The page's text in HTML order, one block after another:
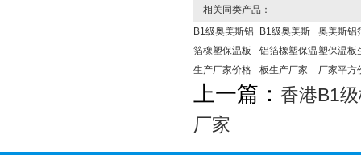
相关同类产品：
B1级奥美斯铝
箔橡塑保温板
生产厂家价格
B1级奥美斯
铝箔橡塑保温
板生产厂家
奥美斯铝
塑保温板
厂家平方
上一篇： 香港B1
厂家